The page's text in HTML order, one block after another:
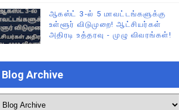
ஆகஸ்ட் 3-ல் 5 மாவட்டங்களுக்கு
உள்ளூர் விடுமுறை! ஆட்சியர்கள்
அதிரடி உத்தரவு - முழு விவரங்கள்!
Blog Archive